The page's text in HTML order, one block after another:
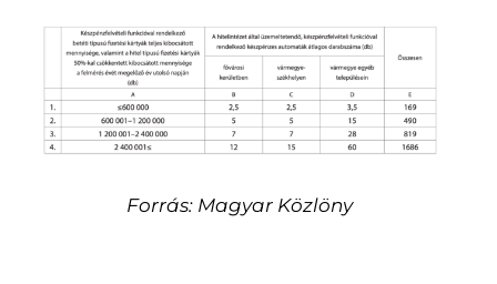
Forrás: Magyar Közlöny